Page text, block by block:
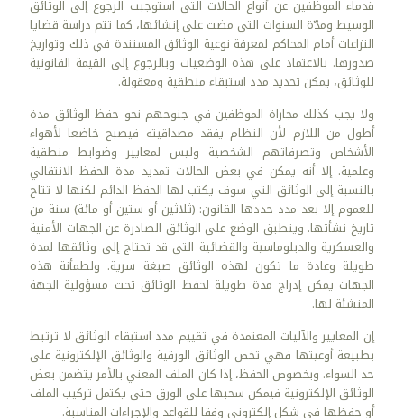
قدماء الموظفين عن أنواع الحالات التي استوجبت الرجوع إلى الوثائق
الوسيط ومدّة السنوات التي مضت على إنشائها، كما تتم دراسة قضايا
النزاعات أمام المحاكم لمعرفة نوعية الوثائق المستندة في ذلك وتواريخ
صدورها. بالاعتماد على هذه الوضعيات وبالرجوع إلى القيمة القانونية
للوثائق، يمكن تحديد مدد استبقاء منطقية ومعقولة.
ولا يجب كذلك مجاراة الموظفين في جنوحهم نحو حفظ الوثائق مدة
أطول من اللازم لأن النظام يفقد مصداقيته فيصبح خاضعا لأهواء
الأشخاص وتصرفاتهم الشخصية وليس لمعايير وضوابط منطقية
وعلمية. إلا أنه يمكن في بعض الحالات تمديد مدة الحفظ الانتقالي
بالنسبة إلى الوثائق التي سوف يكتب لها الحفظ الدائم لكنها لا تتاح
للعموم إلا بعد مدد حددها القانون: (ثلاثين أو ستين أو مائة) سنة من
تاريخ نشأتها. وينطبق الوضع على الوثائق الصادرة عن الجهات الأمنية
والعسكرية والدبلوماسية والقضائية التي قد تحتاج إلى وثائقها لمدة
طويلة وعادة ما تكون لهذه الوثائق صبغة سرية. ولطمأنة هذه
الجهات يمكن إدراج مدة طويلة لحفظ الوثائق تحت مسؤولية الجهة
المنشئة لها.
إن المعايير والآليات المعتمدة في تقييم مدد استبقاء الوثائق لا ترتبط
بطبيعة أوعيتها فهي تخص الوثائق الورقية والوثائق الإلكترونية على
حد السواء. وبخصوص الحفظ، إذا كان الملف المعني بالأمر يتضمن بعض
الوثائق الإلكترونية فيمكن سحبها على الورق حتى يكتمل تركيب الملف
أو حفظها في شكل إلكتروني وفقا للقواعد والإجراءات المناسبة.